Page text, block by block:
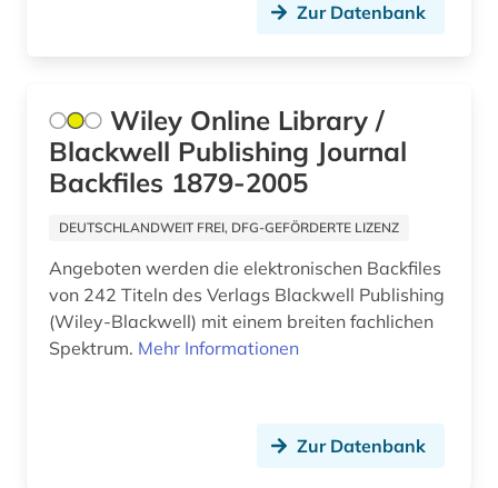
wissenschaftliche zeitschrift (1)
wissenschaftsgeschichte (1)
zeitschrift (50)
zeitschriftenartikel (1)
zeitschriftenaufsatz (174)
zeitung (3)
Zur Datenbank
Wiley Online Library /
Blackwell Publishing Journal
Backfiles 1879-2005
DEUTSCHLANDWEIT FREI, DFG-GEFÖRDERTE LIZENZ
Angeboten werden die elektronischen Backfiles
von 242 Titeln des Verlags Blackwell Publishing
(Wiley-Blackwell) mit einem breiten fachlichen
Spektrum. Mehr Informationen
Zur Datenbank